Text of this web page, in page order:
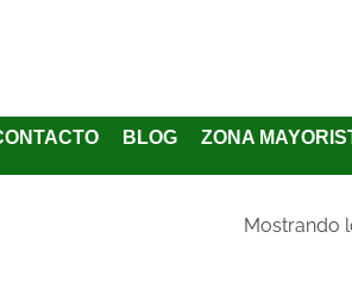
BLOG ZONA
Mostrando